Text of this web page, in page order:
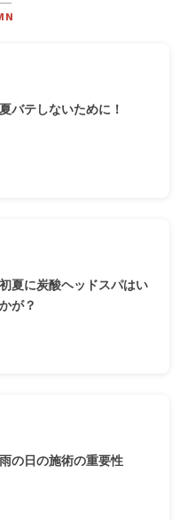
夏バテしないために！
初夏に炭酸ヘッドスパはい
かが？
雨の日の施術の重要性